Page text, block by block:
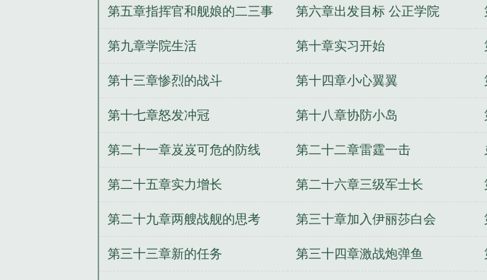
令宝箱箱子里有什么 俄罗斯北方舰队司令 舰队司令在航母上吗
洋舰队总司令 青岛海军北海舰队司令 舰队司令员是什么级别干部
司令什么级别 现任东海舰队司令 山东舰舰队司令 历任南海舰队
娜塔价格
太平洋舰队司令 舰队司令是什么级别 舰队司令部 舰
是什么军衔级别 南海舰队司令 舰队司令军衔 舰队司令是什么级
舰队司令一般什么军衔 舰队司令霍华德在西班牙和英国 美太平
烈娜塔多少钱 珍珠港事件太平洋舰队司令 舰队司令宝箱 现任
西洋舰队司令 南海舰队司令员 美国舰队司令 历任北海舰队司令
仙脑
都市盛仁行 驭兽者的悠闲生活 竞月贻香 让我握住你的手
第五章指挥官和舰娘的二三事 第六章出发目标 公正学院
第九章学院生活 第十章实习开始
第十三章惨烈的战斗 第十四章小心翼翼
第十七章怒发冲冠 第十八章协防小岛
第二十一章岌岌可危的防线 第二十二章雷霆一击
第二十五章实力增长 第二十六章三级军士长
第二十九章两艘战舰的思考 第三十章加入伊丽莎白会
第三十三章新的任务 第三十四章激战炮弹鱼